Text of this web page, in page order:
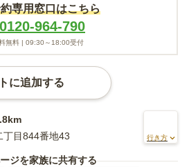
専用窓口はこちら
0120-964-790
無料 | 09:30～18:00受付
に追加する
丁目844番地43
行き方
ジを家族に共有する